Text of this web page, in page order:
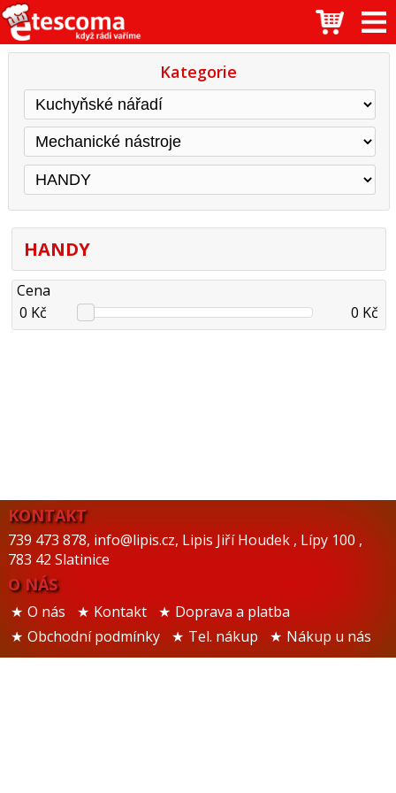
Kategorie
HANDY
Cena
0 Kč
0 Kč
KONTAKT
739 473 878, info@lipis.cz, Lipis Jiří Houdek , Lípy 100 ,
783 42 Slatinice
O NÁS
O nás Kontakt
Doprava a platba
Obchodní podmínky
Tel. nákup Nákup u nás